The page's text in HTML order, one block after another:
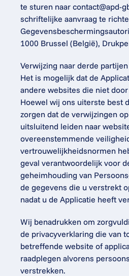
te sturen naar contact@apd-
schriftelijke aanvraag te
1000 Brussel (België),
Verwijzing naar derde partijen
Het is mogelijk dat de
andere websites die niet
Hoewel wij ons uiterste best
zorgen dat de verwijzingen
uitsluitend leiden naar
overeenstemmende
vertrouwelijkheidsnormen
geval verantwoordelijk voor
geheimhouding van
de gegevens die u verstrekt
nadat u de Applicatie heeft
Wij benadrukken om
de privacyverklaring die van
betreffende website of
raadplegen alvorens
verstrekken.